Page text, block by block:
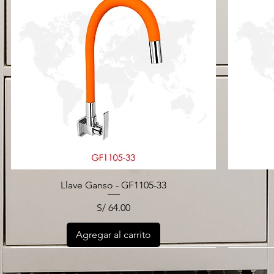
Llave Ganso - GF1105-33
Precio
S/ 64.00
Agregar al carrito